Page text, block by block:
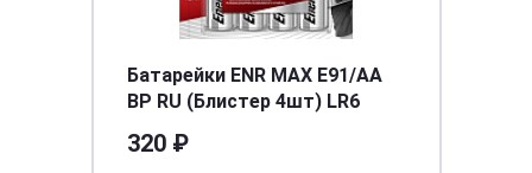
Батарейки ENR MAX E91/AA
BP RU (Блистер 4шт) LR6
320 ₽